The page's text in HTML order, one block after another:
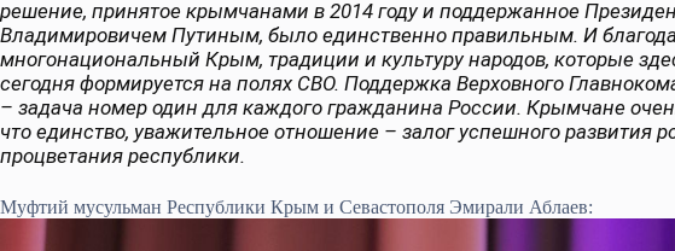
решение, принятое крымчанами в 2014 году и поддержанное
Владимировичем Путиным, было единственно правильным. И
многонациональный Крым, традиции и культуру народов, которые
сегодня формируется на полях СВО. Поддержка Верховного
– задача номер один для каждого гражданина России. Крымчане
что единство, уважительное отношение – залог успешного развития
процветания республики.
Муфтий мусульман Республики Крым и Севастополя Эмирали Аблаев: